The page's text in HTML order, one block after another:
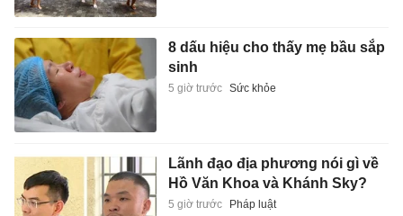
8 dấu hiệu cho thấy mẹ bầu sắp
sinh
5 giờ trước Sức khỏe
Lãnh đạo địa phương nói gì về
Hồ Văn Khoa và Khánh Sky?
5 giờ trước Pháp luật